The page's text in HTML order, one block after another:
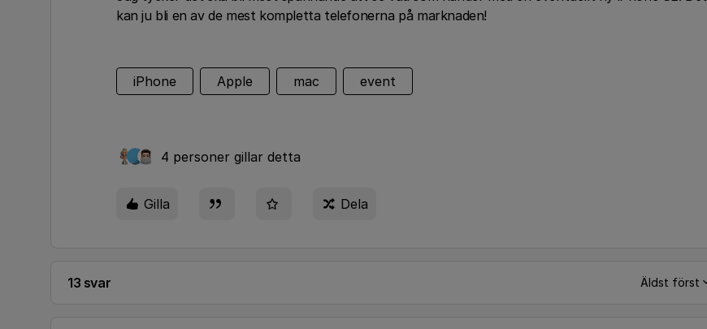
kan ju bli en av de mest kompletta telefonerna på marknaden!
iPhone Apple mac event
4 personer gillar detta
Gilla Dela
13 svar Äldst först